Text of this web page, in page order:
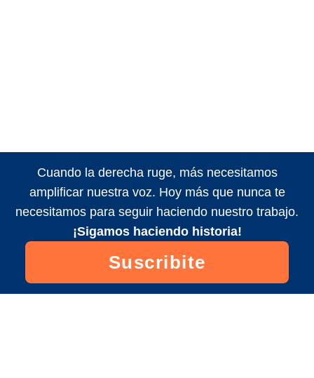
Cuando la derecha ruge, más necesitamos
amplificar nuestra voz. Hoy más que nunca te
necesitamos para seguir haciendo nuestro trabajo.
¡Sigamos haciendo historia!
Suscribite